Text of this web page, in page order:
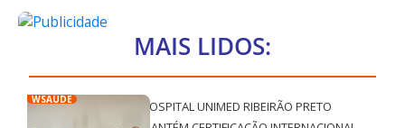
MAIS LIDOS:
WSAÚDE
HOSPITAL UNIMED RIBEIRÃO PRETO